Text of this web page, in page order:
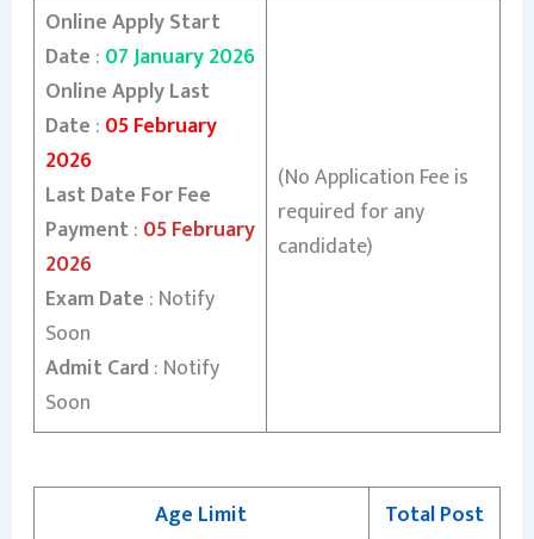
Online Apply Start
Date : 07 January 2026
Online Apply Last
Date : 05 February
2026
Last Date For Fee
Payment: 05 February
2026
Exam Date : Notify
Soon
Admit Card: Notify
Soon
(No Application Fee is
required for any
candidate)
Age Limit
Total Post